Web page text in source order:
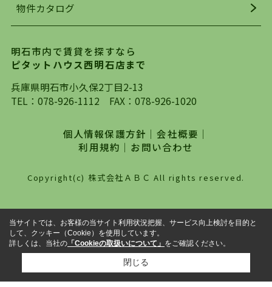
を行っており地域最大級の情報取扱量を誇ってお
ります。店頭で限られた物件をご紹介する、従来
自身でインターネットを利用し、理想のお部屋を
探していただき、選択していただいた物件情報に
対して、専門知識を持ったスタッフがサポートさ
せていただくスタイルを心がけております。私た
は、一度だけでは終わらない、お客様との末長い
お付き合いです。初めての一人暮らしから、就
職・ご結婚・売買物件の購入、などなど一生涯に
わたる、良きアドバイザーとして、地域に密着し
た営業スタイルで様々なお役立ちができればと強
わせください。
物件カタログ
明石市内で賃貸を探すなら
ピタットハウス西明石店まで
兵庫県明石市小久保2丁目2-13
TEL： 078-926-1112 FAX：078-926-1020
個人情報保護方針 ｜会社概要 ｜
利用規約 ｜ お問い合わせ
Copyright(c) 株式会社ＡＢＣ All rights reserved.
当サイトでは、お客様の当サイト利用状況把握、サービス向上検討を目的と
して、クッキー（Cookie）を使用しています。
詳しくは、当社の 「Cookieの取扱いについて」 をご確認ください。
閉じる